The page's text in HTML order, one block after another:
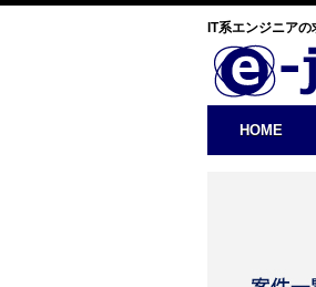
IT系エンジニア
HOME